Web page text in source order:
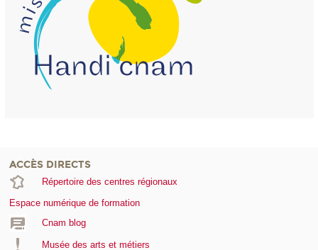
ACCÈS DIRECTS
Répertoire des centres régionaux
Espace numérique de formation
Cnam blog
Musée des arts et métiers